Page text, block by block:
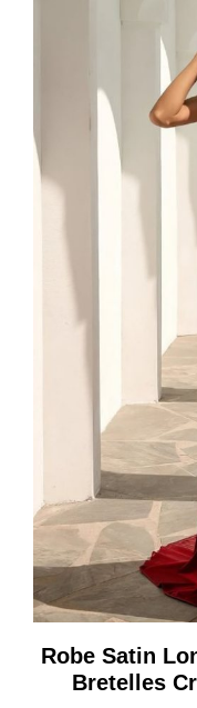
Robe Satin
Bretelles